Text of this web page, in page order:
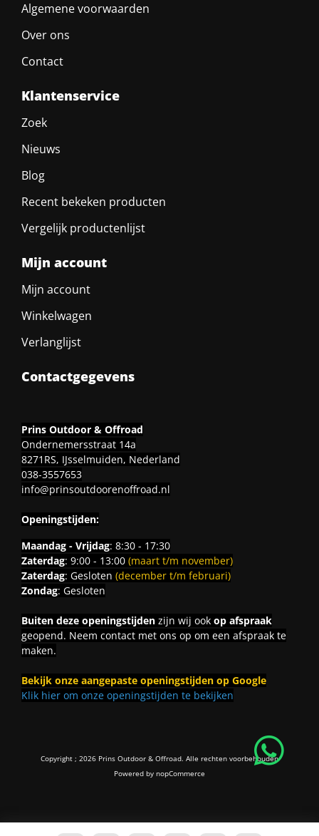
Algemene voorwaarden
Over ons
Contact
Klantenservice
Zoek
Nieuws
Blog
Recent bekeken producten
Vergelijk productenlijst
Mijn account
Mijn account
Winkelwagen
Verlanglijst
Contactgegevens
Prins Outdoor & Offroad
Ondernemersstraat 14a
8271RS, IJsselmuiden, Nederland
038-3557653
info@prinsoutdoorenoffroad.nl
Openingstijden:
Maandag - Vrijdag: 8:30 - 17:30
Zaterdag: 9:00 - 13:00 (maart t/m november)
Zaterdag: Gesloten (december t/m februari)
Zondag: Gesloten
Buiten deze openingstijdenzijn wij ook op afspraak
geopend. Neem contact met ons op om een afspraak te
maken.
Bekijk onze aangepaste openingstijden op Google
Klik hier om onze openingstijden te bekijken
Copyright ; 2026 Prins Outdoor & Offroad. Alle rechten voorbehouden
Powered by nopCommerce